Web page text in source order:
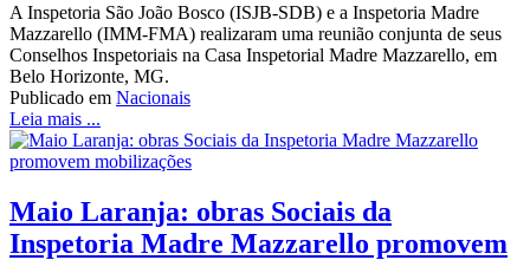
A Inspetoria São João Bosco (ISJB-SDB) e a Inspetoria Madre
Mazzarello (IMM-FMA) realizaram uma reunião conjunta de seus
Conselhos Inspetoriais na Casa Inspetorial Madre Mazzarello, em
Belo Horizonte, MG.
Publicado em Nacionais
Leia mais ...
Maio Laranja: obras Sociais da
Inspetoria Madre Mazzarello promovem